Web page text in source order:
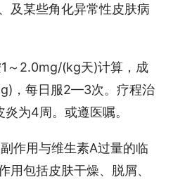
及某些角化异常性皮肤病
～2.0mg/(kg天)计算，成
，每日服2—3次。疗程治
为4周。或遵医嘱。
作用与维生素A过量的临
用包括皮肤干燥、脱屑、